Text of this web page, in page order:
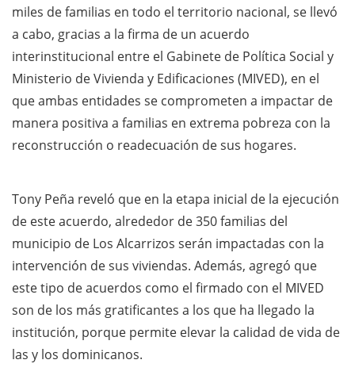
miles de familias en todo el territorio nacional, se llevó
a cabo, gracias a la firma de un acuerdo
interinstitucional entre el Gabinete de Política Social y
Ministerio de Vivienda y Edificaciones (MIVED), en el
que ambas entidades se comprometen a impactar de
manera positiva a familias en extrema pobreza con la
reconstrucción o readecuación de sus hogares.
Tony Peña reveló que en la etapa inicial de la ejecución
de este acuerdo, alrededor de 350 familias del
municipio de Los Alcarrizos serán impactadas con la
intervención de sus viviendas. Además, agregó que
este tipo de acuerdos como el firmado con el MIVED
son de los más gratificantes a los que ha llegado la
institución, porque permite elevar la calidad de vida de
las y los dominicanos.